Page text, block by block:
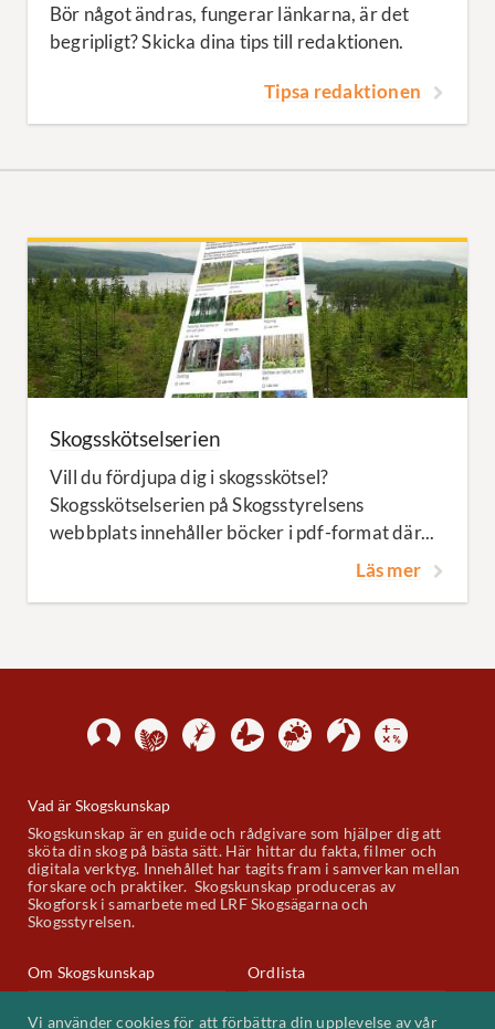
Bör något ändras, fungerar länkarna, är det
begripligt? Skicka dina tips till redaktionen.
Tipsa redaktionen
Skogsskötselserien
Vill du fördjupa dig i skogsskötsel?
Skogsskötselserien på Skogsstyrelsens
webbplats innehåller böcker i pdf-format där...
Läs mer
Vad är Skogskunskap
Skogskunskap är en guide och rådgivare som hjälper dig att
sköta din skog på bästa sätt. Här hittar du fakta, filmer och
digitala verktyg. Innehållet har tagits fram i samverkan mellan
forskare och praktiker. Skogskunskap produceras av
Skogforsk i samarbete med LRF Skogsägarna och
Skogsstyrelsen.
Om Skogskunskap Ordlista
Vi använder cookies för att förbättra din upplevelse av vår